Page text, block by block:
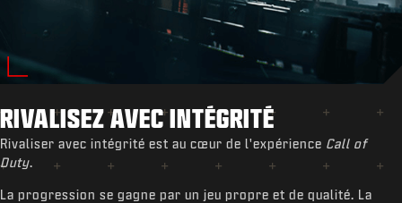
RIVALISEZ AVEC INTÉGRITÉ
Rivaliser avec intégrité est au cœur de l'expérience Call of
Duty.
La progression se gagne par un jeu propre et de qualité. La